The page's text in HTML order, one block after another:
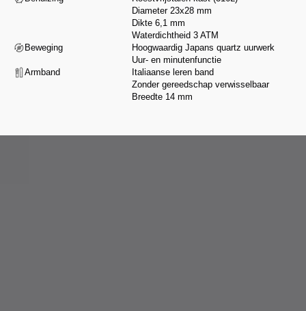
Diameter 23x28 mm
Dikte 6,1 mm
Waterdichtheid 3 ATM
Beweging
Hoogwaardig Japans quartz uurwerk
Uur- en minutenfunctie
Armband
Italiaanse leren band
Zonder gereedschap verwisselbaar
Breedte 14 mm